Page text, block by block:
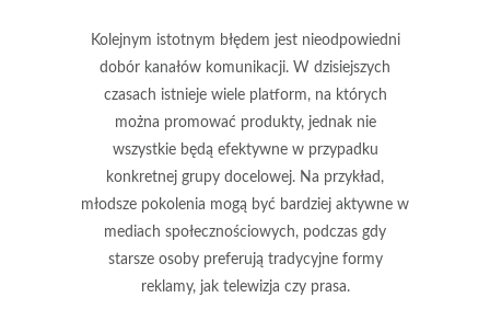
Kolejnym istotnym błędem jest nieodpowiedni
dobór kanałów komunikacji. W dzisiejszych
czasach istnieje wiele platform, na których
można promować produkty, jednak nie
wszystkie będą efektywne w przypadku
konkretnej grupy docelowej. Na przykład,
młodsze pokolenia mogą być bardziej aktywne w
mediach społecznościowych, podczas gdy
starsze osoby preferują tradycyjne formy
reklamy, jak telewizja czy prasa.